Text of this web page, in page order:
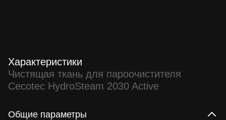
Характеристики
Чистящая ткань для пароочистителя
Cecotec HydroSteam 2030 Active
Общие параметры